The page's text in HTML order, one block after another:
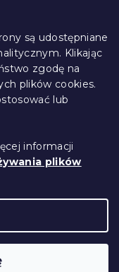
są udostępniane
Klikając
zgodę na
plików cookies.
lub
informacji
plików
.
ustawienia